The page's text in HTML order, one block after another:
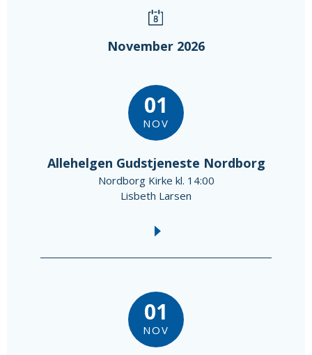
November 2026
01
NOV
Allehelgen Gudstjeneste Nordborg
Nordborg Kirke kl. 14:00
Lisbeth Larsen
01
NOV